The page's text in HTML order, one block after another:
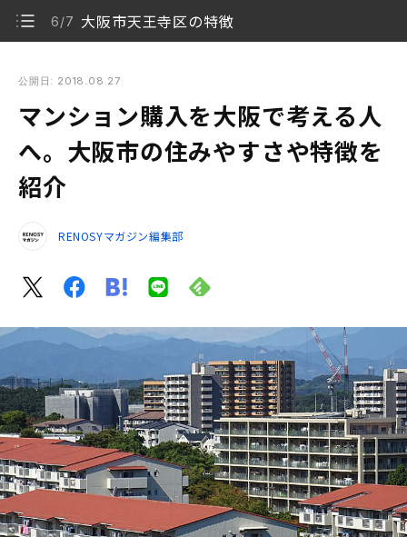
6/7 大阪市天王寺区の特徴
徴を紹介
1/7 大阪府大阪市のマンション事情
2/7 大阪市北区の特徴
4/7 大阪市西区の特徴
5/7 大阪市福島区の特徴
6/7 大阪市天王寺区の特徴
公開日: 2018.08.27
マンション購入を大阪で考える人
へ。大阪市の住みやすさや特徴を
紹介
RENOSYマガジン編集部